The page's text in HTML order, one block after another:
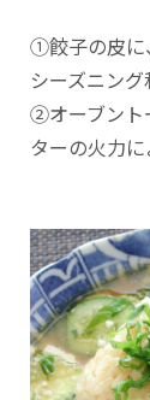
①餃子の皮に
シーズニン
②オーブント
ターの火力